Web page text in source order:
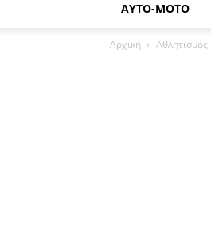
ΑΥΤΟ-ΜΟΤΟ
Αρχική Αθλητισμός